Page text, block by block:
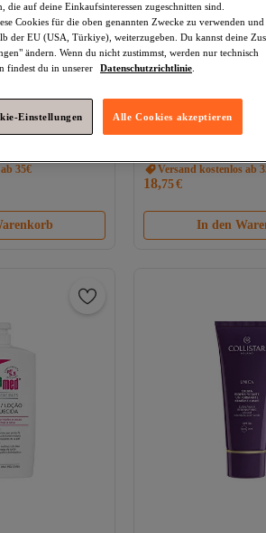
Linderung und
35€
Apivita Tonic Mountain
Körpermilch Spendet
Macht Die Haut Weich.
Versand kostenlos ab
18,75€
In den
auf deine Einkaufsinteressen zugeschnitten sind.
Cookies für die oben genannten Zwecke zu verwenden und
der EU (USA, Türkiye), weiterzugeben. Du kannst deine
ändern. Wenn du nicht zustimmst, werden nur technisch
findest du in unserer
Datenschutzrichtlinie
Einstellungen Alle Cookies akzeptieren